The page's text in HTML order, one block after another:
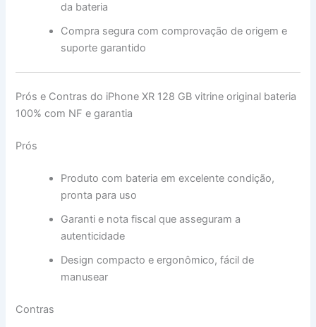
da bateria
Compra segura com comprovação de origem e
suporte garantido
Prós e Contras do iPhone XR 128 GB vitrine original bateria
100% com NF e garantia
Prós
Produto com bateria em excelente condição,
pronta para uso
Garanti e nota fiscal que asseguram a
autenticidade
Design compacto e ergonômico, fácil de
manusear
Contras